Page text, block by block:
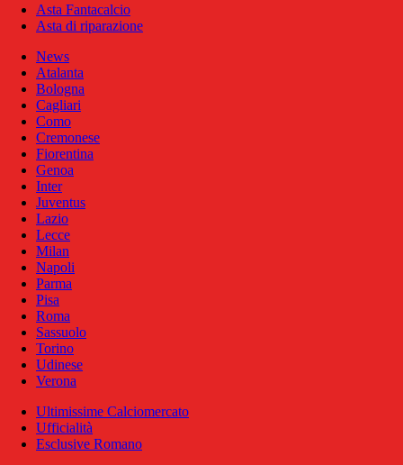
Asta Fantacalcio
Asta di riparazione
News
Atalanta
Bologna
Cagliari
Como
Cremonese
Fiorentina
Genoa
Inter
Juventus
Lazio
Lecce
Milan
Napoli
Parma
Pisa
Roma
Sassuolo
Torino
Udinese
Verona
Ultimissime Calciomercato
Ufficialità
Esclusive Romano